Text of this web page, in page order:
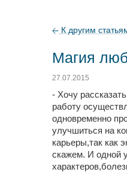
К другим
Магия
27.07.2015
- Хочу
работу
одновременно
улучшиться на
карьеры,так как
скажем. И одной